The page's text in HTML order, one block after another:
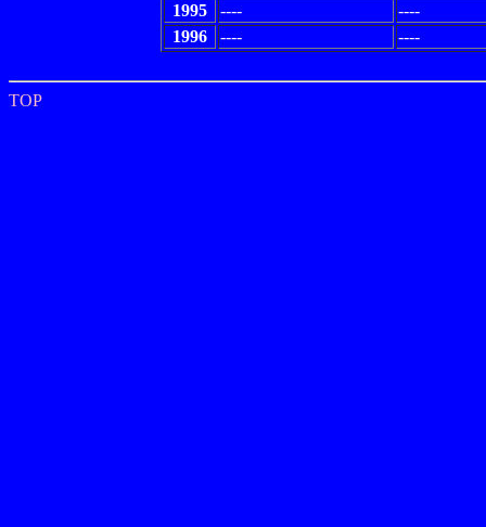
1995
----
----
1996
---- ----
TOP